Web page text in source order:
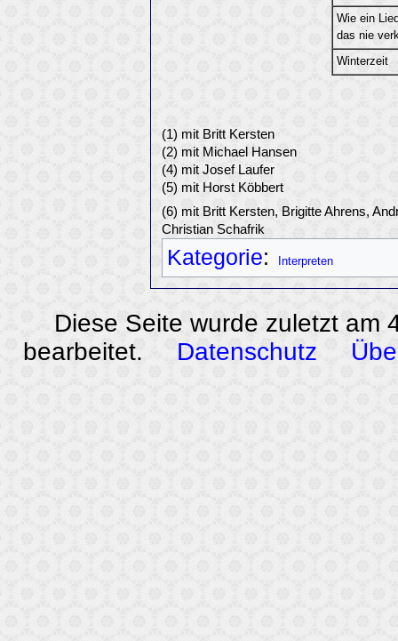
Wie ein
das nie
Winterzeit
(1) mit Britt Kersten
(2) mit Michael Hansen
(4) mit Josef Laufer
(5) mit Horst Köbbert
(6) mit Britt Kersten, Brigitte Ahrens,
Christian Schafrik
Kategorie: Interpreten
Diese Seite wurde zuletzt am
bearbeitet.
Datenschutz